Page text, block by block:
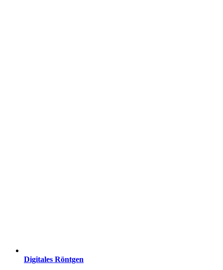
Digitales Röntgen